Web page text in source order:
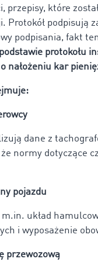
przepisy, które
Protokół podpisują
podpisania, fakt
protokołu
nałożeniu kar
dane z
normy dotyczące
pojazdu
układ
i wyposażenie
przewozową